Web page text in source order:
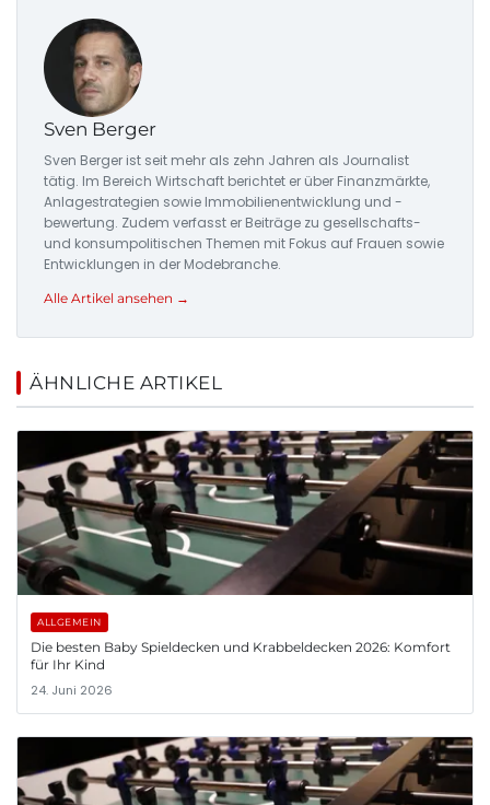
Sven Berger
Sven Berger ist seit mehr als zehn Jahren als Journalist
tätig. Im Bereich Wirtschaft berichtet er über Finanzmärkte,
Anlagestrategien sowie Immobilienentwicklung und -
bewertung. Zudem verfasst er Beiträge zu gesellschafts-
und konsumpolitischen Themen mit Fokus auf Frauen sowie
Entwicklungen in der Modebranche.
Alle Artikel ansehen →
ÄHNLICHE ARTIKEL
ALLGEMEIN
Die besten Baby Spieldecken und Krabbeldecken 2026: Komfort
für Ihr Kind
24. Juni 2026